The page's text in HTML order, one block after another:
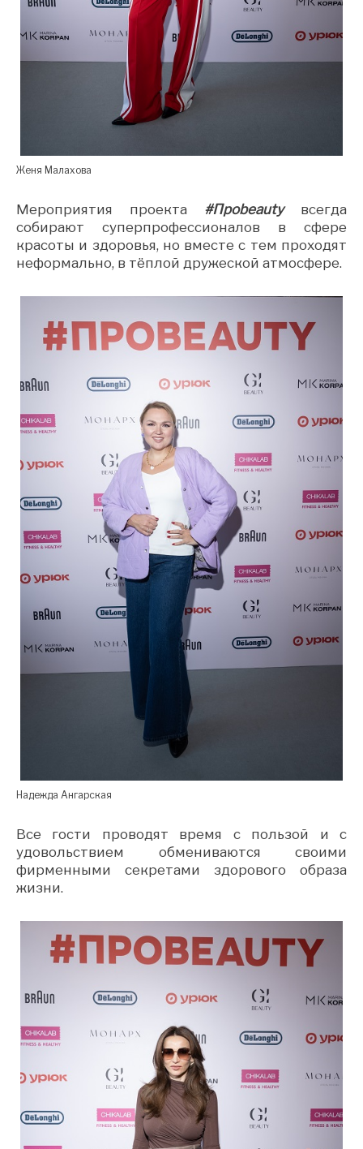
Женя Малахова
Мероприятия проекта #Проbeautyвсегда
собирают суперпрофессионалов в сфере
красоты и здоровья, но вместе с тем проходят
неформально, в тёплой дружеской атмосфере.
Надежда Ангарская
Все гости проводят время с пользой и с
удовольствием обмениваются своими
фирменными секретами здорового образа
жизни.